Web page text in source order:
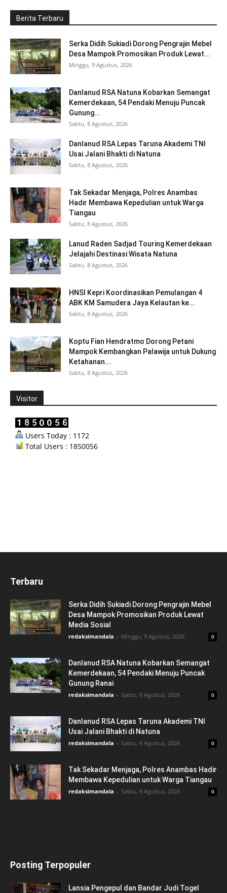
Berita Terbaru
Serka Didih Sukiadi Dorong Pengrajin Mebel
Desa Mampok Promosikan Produk Lewat...
Minggu, 9 Agustus, 2026
Danlanud RSA Natuna Kobarkan Semangat
Kemerdekaan, 54 Pendaki Menuju Puncak
Gunung...
Sabtu, 8 Agustus, 2026
Danlanud RSA Lepas Taruna Akademi TNI
Usai Jalani Bhakti di Natuna
Sabtu, 8 Agustus, 2026
Tak Sekadar Menjaga, Polres Anambas
Hadir Membawa Kepedulian untuk Warga
Tiangau
Sabtu, 8 Agustus, 2026
Lanud Raden Sadjad Touring Kemerdekaan
Jelajahi Destinasi Wisata Natuna
Sabtu, 8 Agustus, 2026
HNSI Kepri Koordinasikan Pemulangan 4
ABK KM Samudera Jaya Kelautan ke...
Sabtu, 8 Agustus, 2026
Koptu Fian Hendratmo Dorong Petani
Mampok Kembangkan Palawija untuk Dukung
Ketahanan...
Sabtu, 8 Agustus, 2026
Visitor
Users Today : 1172
Total Users : 1850056
Terbaru
Serka Didih Sukiadi Dorong Pengrajin Mebel
Desa Mampok Promosikan Produk Lewat
Media Sosial
redaksimandala - Minggu, 9 Agustus, 2026 0
Danlanud RSA Natuna Kobarkan Semangat
Kemerdekaan, 54 Pendaki Menuju Puncak
Gunung Ranai
redaksimandala - Sabtu, 8 Agustus, 2026 0
Danlanud RSA Lepas Taruna Akademi TNI
Usai Jalani Bhakti di Natuna
redaksimandala - Sabtu, 8 Agustus, 2026 0
Tak Sekadar Menjaga, Polres Anambas Hadir
Membawa Kepedulian untuk Warga Tiangau
redaksimandala - Sabtu, 8 Agustus, 2026 0
Posting Terpopuler
Lansia Pengepul dan Bandar Judi Togel